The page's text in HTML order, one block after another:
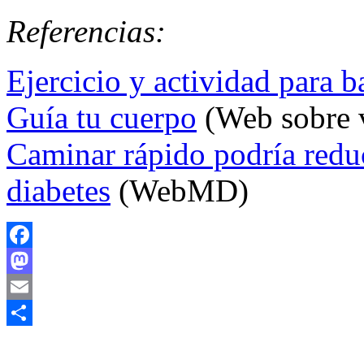
Referencias:
Ejercicio y actividad para
Guía tu cuerpo (Web sobre
Caminar rápido podría
diabetes (WebMD)
Facebook
Mastodon
Email